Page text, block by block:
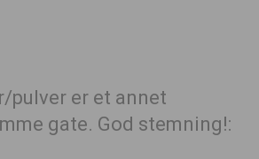
pulver er et annet
gate. God stemning!: